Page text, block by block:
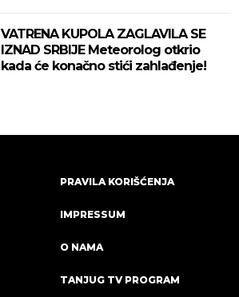
VATRENA KUPOLA ZAGLAVILA SE
IZNAD SRBIJE Meteorolog otkrio
kada će konačno stići zahlađenje!
PRAVILA KORIŠĆENJA
IMPRESSUM
O NAMA
TANJUG TV PROGRAM